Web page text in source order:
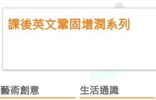
課後英文鞏固增潤系列
藝術創意 生活通識